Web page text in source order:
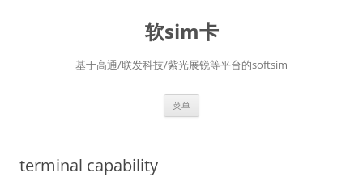
软sim卡
基于高通/联发科技/紫光展锐等平台的softsim
菜单
terminal capability